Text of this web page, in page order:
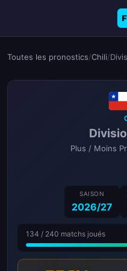
Toutes les pronostics/Chili/
Plus / Moins
SAISON
2026/27
134 / 240 matchs joués